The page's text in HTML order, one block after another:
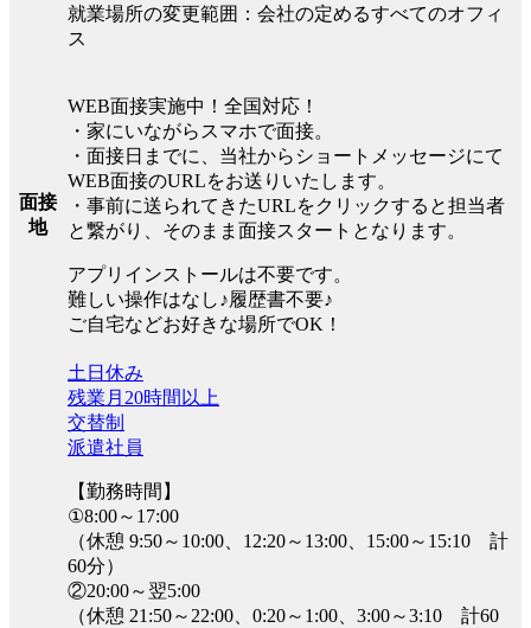
就業場所の変更範囲：会社の定めるすべてのオフィ
ス
面接
地
WEB面接実施中！全国対応！
・家にいながらスマホで面接。
・面接日までに、当社からショートメッセージにて
WEB面接のURLをお送りいたします。
・事前に送られてきたURLをクリックすると担当者
と繋がり、そのまま面接スタートとなります。
アプリインストールは不要です。
難しい操作はなし♪履歴書不要♪
ご自宅などお好きな場所でOK！
土日休み
残業月20時間以上
交替制
派遣社員
【勤務時間】
①8:00～17:00
（休憩 9:50～10:00、12:20～13:00、15:00～15:10 計
60分）
②20:00～翌5:00
（休憩 21:50～22:00、0:20～1:00、3:00～3:10 計60